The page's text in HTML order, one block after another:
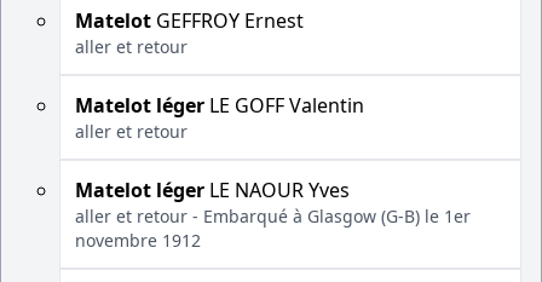
Matelot GEFFROY Ernest
aller et retour
Matelot léger LE GOFF Valentin
aller et retour
Matelot léger LE NAOUR Yves
aller et retour - Embarqué à Glasgow (G-B) le 1er
novembre 1912